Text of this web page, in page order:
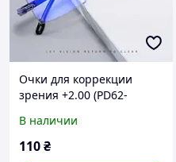
Очки для коррекции
зрения +2.00 (PD62-
В наличии
110₴